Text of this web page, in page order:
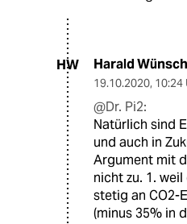
HW Harald
19.10.2020, 10:24
@Dr. Pi2:
Natürlich sind
und auch in
Argument mit
nicht zu. 1.
stetig an CO2-
(minus 35% in